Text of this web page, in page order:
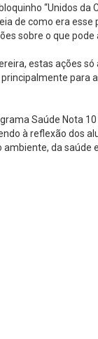
“Unidos da
de como era
sobre o que
estas ações
Saúde Nota
à reflexão dos
da saúde